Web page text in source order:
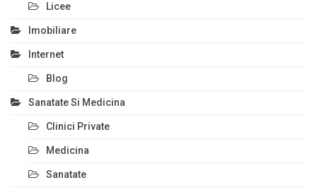
Licee
Imobiliare
Internet
Blog
Sanatate Si Medicina
Clinici Private
Medicina
Sanatate